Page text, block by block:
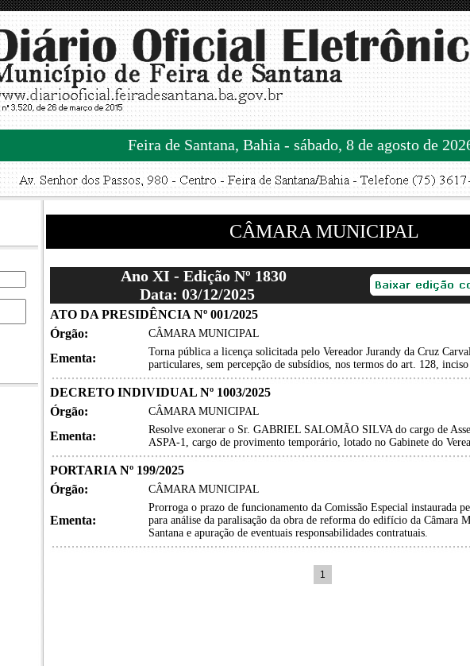
Feira de Santana, Bahia - sábado, 8 de agosto de
CÂMARA MUNICIPAL
Ano XI - Edição Nº 1830
Data: 03/12/2025
ATO DA PRESIDÊNCIA Nº 001/2025
Órgão:
CÂMARA MUNICIPAL
Ementa:
Torna pública a licença solicitada pelo Vereador Jurandy da Cruz
particulares, sem percepção de subsídios, nos termos do art. 128,
DECRETO INDIVIDUAL Nº 1003/2025
Órgão:
CÂMARA MUNICIPAL
Ementa:
Resolve exonerar o Sr. GABRIEL SALOMÃO SILVA do cargo de
ASPA-1, cargo de provimento temporário, lotado no Gabinete do
PORTARIA Nº 199/2025
Órgão:
CÂMARA MUNICIPAL
Ementa:
Prorroga o prazo de funcionamento da Comissão Especial instaurada
para análise da paralisação da obra de reforma do edifício da Câmara
Santana e apuração de eventuais responsabilidades contratuais.
1